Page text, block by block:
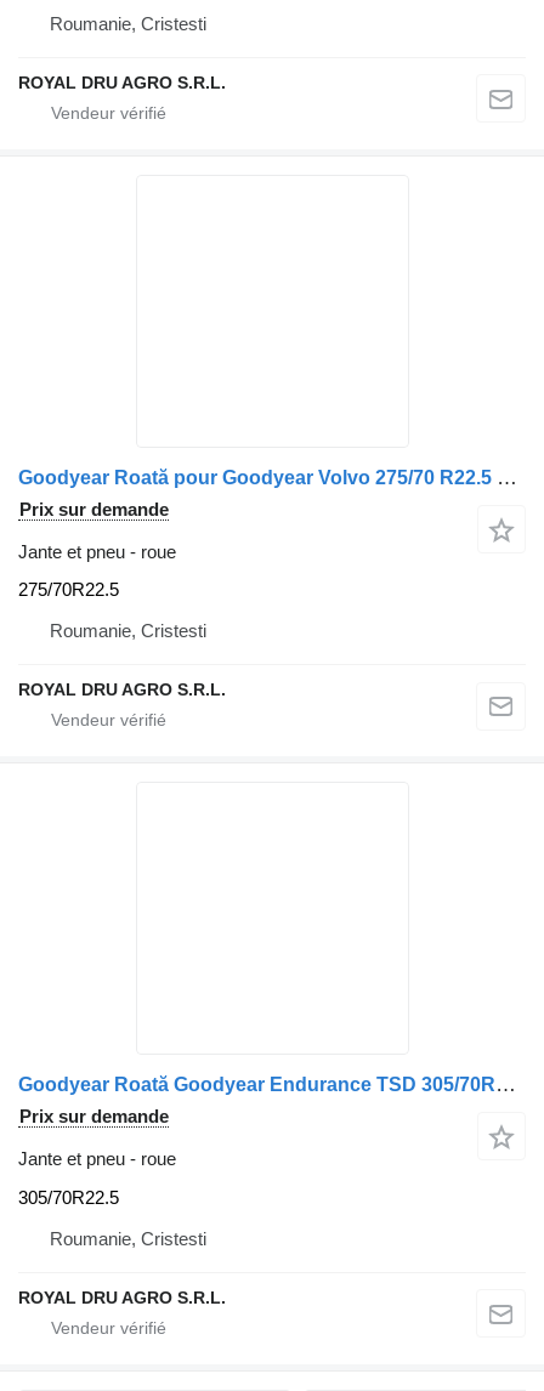
Roumanie, Cristesti
ROYAL DRU AGRO S.R.L.
Goodyear Roată pour Goodyear Volvo 275/70 R22.5 V8.25 26.04.23
Prix sur demande
Jante et pneu - roue
275/70R22.5
Roumanie, Cristesti
ROYAL DRU AGRO S.R.L.
Goodyear Roată Goodyear Endurance TSD 305/70R22.5 22.5×8.25 pour Volvo Endurance LHS
Prix sur demande
Jante et pneu - roue
305/70R22.5
Roumanie, Cristesti
ROYAL DRU AGRO S.R.L.